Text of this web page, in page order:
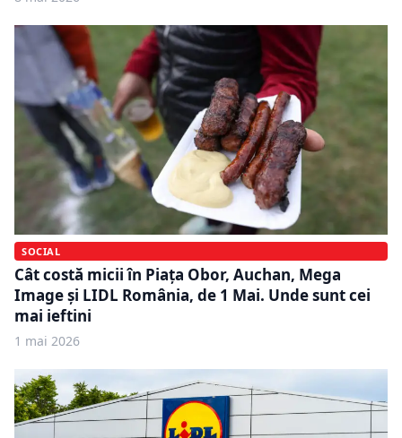
SOCIAL
Cât costă micii în Piaţa Obor, Auchan, Mega
Image și LIDL România, de 1 Mai. Unde sunt cei
mai ieftini
1 mai 2026